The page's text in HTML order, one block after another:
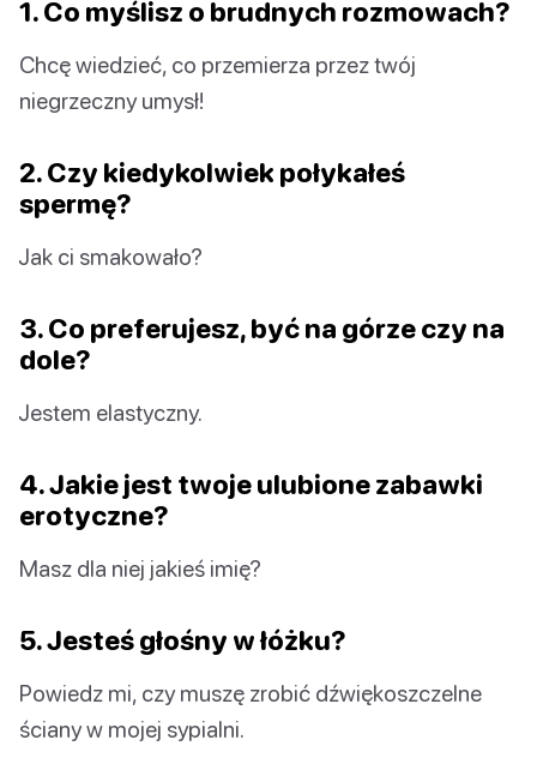
1. Co myślisz o brudnych rozmowach?
Chcę wiedzieć, co przemierza przez twój
niegrzeczny umysł!
2. Czy kiedykolwiek połykałeś
spermę?
Jak ci smakowało?
3. Co preferujesz, być na górze czy na
dole?
Jestem elastyczny.
4. Jakie jest twoje ulubione zabawki
erotyczne?
Masz dla niej jakieś imię?
5. Jesteś głośny w łóżku?
Powiedz mi, czy muszę zrobić dźwiękoszczelne
ściany w mojej sypialni.